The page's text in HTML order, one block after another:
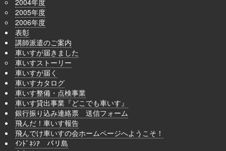
2005年度
2006年度
表彰
講師派遣のご案内
車いすが届きました
車いすストーリー
車いすが届く
車いすカタログ
車いす整備・点検事業
車いす貸出事業『どこでも車いす』
銀行振り込み連絡票 送信フォーム
飛んだ！車いす報告
飛んでけ車いすの会ホームページへようこそ！
ｲﾝﾄﾞﾈｼｱ バリ島